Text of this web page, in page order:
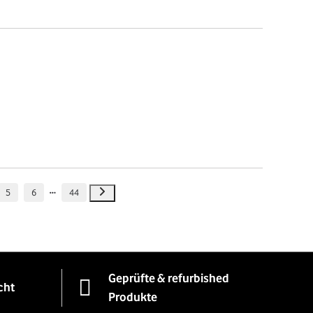
5 6 44
Geprüfte & refurbished
Produkte